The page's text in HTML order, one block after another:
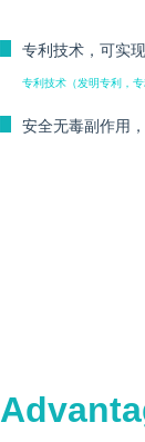
ꄶ专利技术，可实
ꄶ安全无毒副作用
专利技术（发明专利，专